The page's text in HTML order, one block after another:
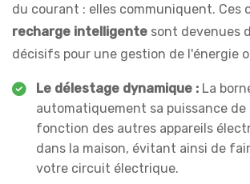
du courant : elles communiquent. Ces
recharge intelligente sont devenues
décisifs pour une gestion de l'énergie
Le délestage dynamique : La
automatiquement sa puissance de
fonction des autres appareils
dans la maison, évitant ainsi de
votre circuit électrique.